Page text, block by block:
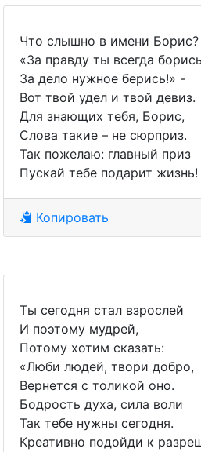
Что слышно в имени Борис?
«За правду ты всегда
За дело нужное берись!» -
Вот твой удел и твой девиз.
Для знающих тебя, Борис,
Слова такие – не сюрприз.
Так пожелаю: главный приз
Пускай тебе подарит жизнь!
Копировать
Ты сегодня стал взрослей
И поэтому мудрей,
Потому хотим сказать:
«Люби людей, твори добро,
Вернется с толикой оно.
Бодрость духа, сила воли
Так тебе нужны сегодня.
Креативно подойди к